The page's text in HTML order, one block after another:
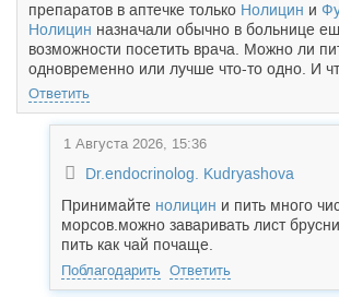
препаратов в аптечке только Нолицин и
Нолицин назначали обычно в больнице
возможности посетить врача. Можно ли
одновременно или лучше что-то одно. И
Ответить
1 Августа 2026, 15:36
Dr.endocrinolog. Kudryashova
Принимайте нолицин и пить много
морсов.можно заваривать лист
пить как чай почаще.
Поблагодарить Ответить